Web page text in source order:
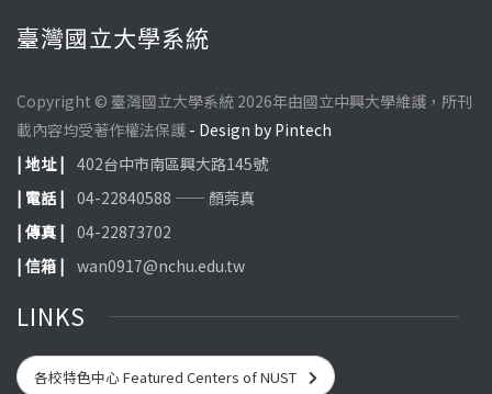
臺灣國立大學系統
Copyright © 臺灣國立大學系統 2026年由國立中興大學維護，所刊
載內容均受著作權法保護 - Design by Pintech
| 地址 | 402台中市南區興大路145號
| 電話 | 04-22840588 —— 顏莞真
| 傳真 | 04-22873702
| 信箱 | wan0917@nchu.edu.tw
LINKS
各校特色中心 Featured Centers of NUST